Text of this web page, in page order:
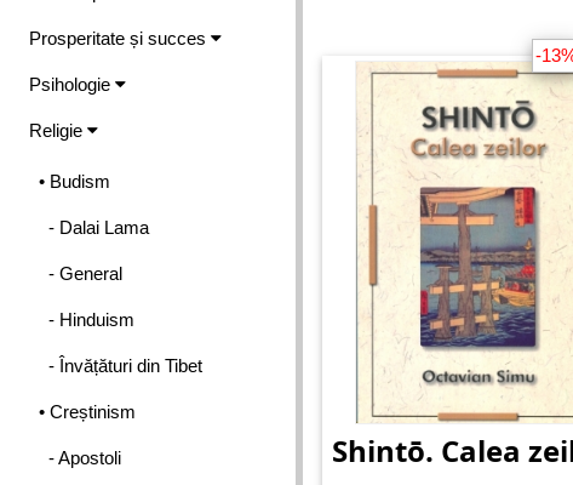
Prosperitate și succes
Psihologie
Religie
• Budism
- Dalai Lama
- General
- Hinduism
- Învățături din Tibet
• Creștinism
- Apostoli
-
Shintō. Calea